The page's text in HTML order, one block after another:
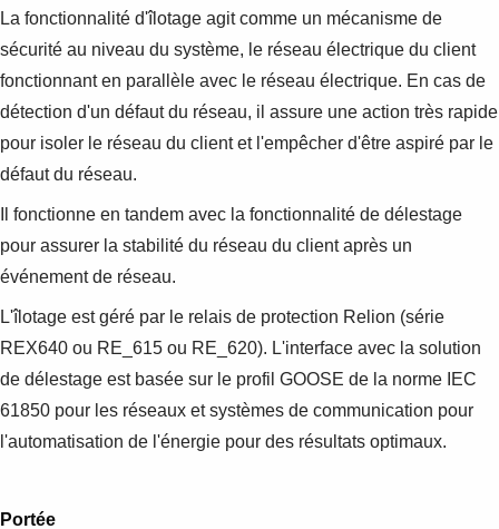
Où acheter
Contactez-nous
Carrières
La fonctionnalité d'îlotage agit comme un mécanisme de
sécurité au niveau du système, le réseau électrique du client
fonctionnant en parallèle avec le réseau électrique. En cas de
détection d'un défaut du réseau, il assure une action très rapide
pour isoler le réseau du client et l'empêcher d'être aspiré par le
défaut du réseau.
Il fonctionne en tandem avec la fonctionnalité de délestage
pour assurer la stabilité du réseau du client après un
événement de réseau.
L'îlotage est géré par le relais de protection Relion (série
REX640 ou RE_615 ou RE_620). L'interface avec la solution
de délestage est basée sur le profil GOOSE de la norme IEC
61850 pour les réseaux et systèmes de communication pour
l'automatisation de l'énergie pour des résultats optimaux.
Portée